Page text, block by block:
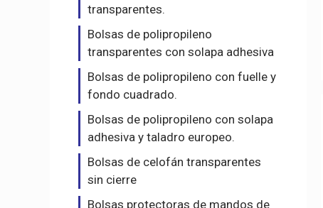
transparentes.
Bolsas de polipropileno
transparentes con solapa adhesiva
Bolsas de polipropileno con fuelle y
fondo cuadrado.
Bolsas de polipropileno con solapa
adhesiva y taladro europeo.
Bolsas de celofán transparentes
sin cierre
Bolsas protectoras de mandos de